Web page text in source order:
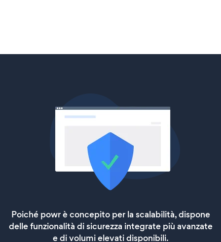
Poiché powr è concepito per la scalabilità, dispone
delle funzionalità di sicurezza integrate più avanzate
e di volumi elevati disponibili.